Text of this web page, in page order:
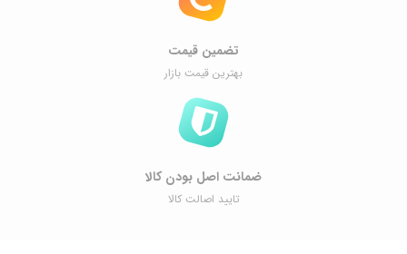
تضمین قیمت
بهترین قیمت بازار
ضمانت اصل ‌بودن کالا
تایید اصالت کالا